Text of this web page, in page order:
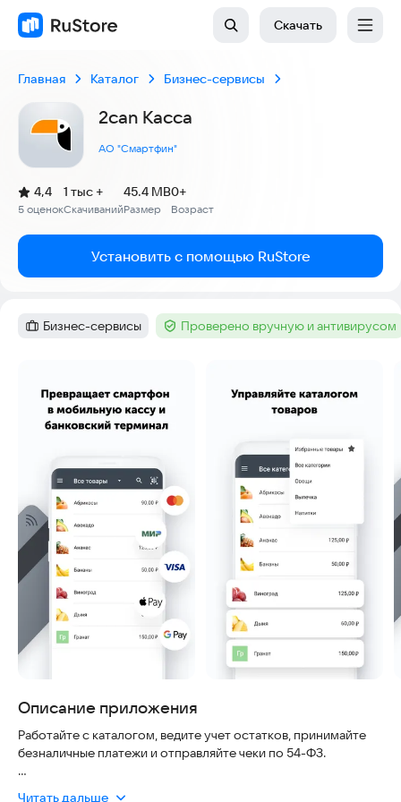
Скачать
Главная Каталог Бизнес-сервисы
2can Касса
АО "Смартфин"
Рейтинг:
4,4
(
5 оценок
)
Скачиваний
1 тыс +
Размер
45.4 MB
Возраст
0+
Установить с помощью RuStore
Категория :
Бизнес-сервисы Тег :Проверено вручную и антивирусом
Описание приложения
Работайте с каталогом, ведите учет остатков, принимайте
безналичные платежи и отправляйте чеки по 54-ФЗ.
Читать дальше